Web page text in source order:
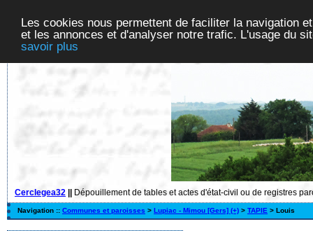
Les cookies nous permettent de faciliter la navigation
et les annonces et d'analyser notre trafic. L'usage du
savoir plus
Cerclegea32 Dépouillement de tables et actes d'état-civil ou de registres
Navigation :: Communes et paroisses > Lupiac - Mimou [Gers] (+) > TAPIE > Louis